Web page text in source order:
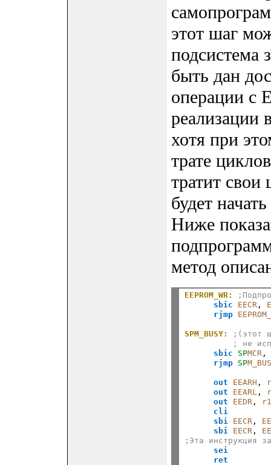
этот шаг
подсистема
быть дан
операции с
реализации
хотя при
трате
тратит
будет
Ниже
метод
EEPROM_WR:
sbic
EECR ,
rjmp
SPM_BUSY:
;(этот
; не
sbic
SPMCR
rjmp SP
out EEARH ,
out
EEARL ,
out
EEDR ,
cli
sbi
EECR ,
sbi
EECR ,
;Эта инструкция
sei
ret